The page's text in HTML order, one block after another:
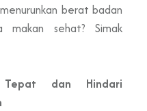
berat badan
makan sehat? Simak
dan Hindari